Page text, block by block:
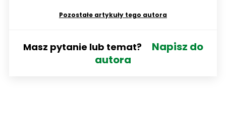
Pozostałe artykuły tego autora
Masz pytanie lub temat?
Napisz do
autora